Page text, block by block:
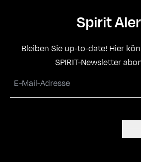
Spirit
Bleiben Sie up-to-date! Hier
SPIRIT-Newsletter